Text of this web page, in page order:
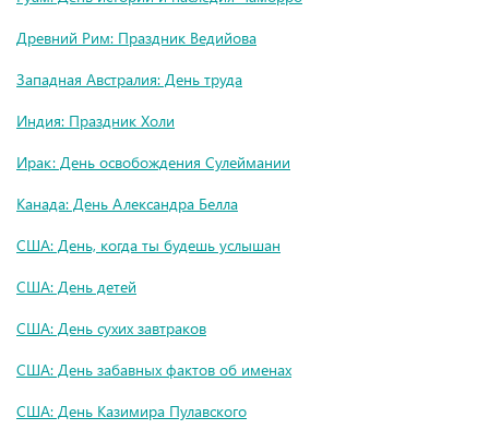
Древний Рим: Праздник Ведийова
Западная Австралия: День труда
Индия: Праздник Холи
Ирак: День освобождения Сулеймании
Канада: День Александра Белла
США: День, когда ты будешь услышан
США: День детей
США: День сухих завтраков
США: День забавных фактов об именах
США: День Казимира Пулавского